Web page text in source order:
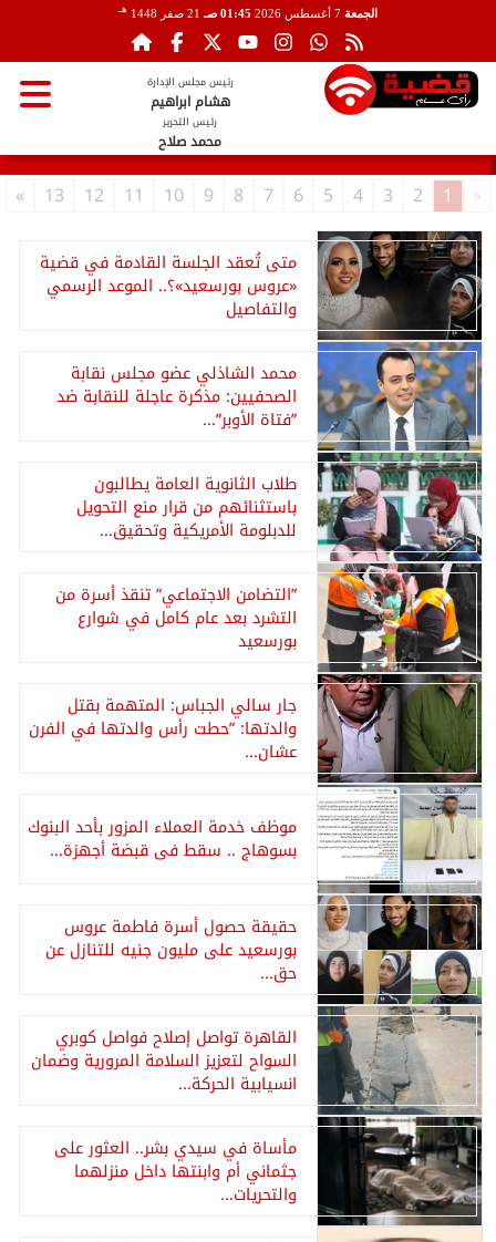
الجمعة 01:45 صـ 21 صفر 1448 هـ
رئيس مجلس الإدارة
هشام ابراهيم
رئيس التحرير
محمد صلاح
«
1
2
3
4
5
6
7
8
9
10
11
12
13
»
متى تُعقد الجلسة القادمة في قضية
«عروس بورسعيد»؟.. الموعد الرسمي
والتفاصيل
محمد الشاذلي عضو مجلس نقابة
الصحفيين: مذكرة عاجلة للنقابة ضد
”فتاة الأوبر”...
طلاب الثانوية العامة يطالبون
باستثنائهم من قرار منع التحويل
للدبلومة الأمريكية وتحقيق...
”التضامن الاجتماعي” تنقذ أسرة من
التشرد بعد عام كامل في شوارع
بورسعيد
جار سالي الجباس: المتهمة بقتل
والدتها: ”حطت رأس والدتها في الفرن
عشان...
موظف خدمة العملاء المزور بأحد البنوك
بسوهاج .. سقط فى قبضة أجهزة...
حقيقة حصول أسرة فاطمة عروس
بورسعيد على مليون جنيه للتنازل عن
حق...
القاهرة تواصل إصلاح فواصل كوبري
السواح لتعزيز السلامة المرورية وضمان
انسيابية الحركة...
مأساة في سيدي بشر.. العثور على
جثماني أم وابنتها داخل منزلهما
والتحريات...